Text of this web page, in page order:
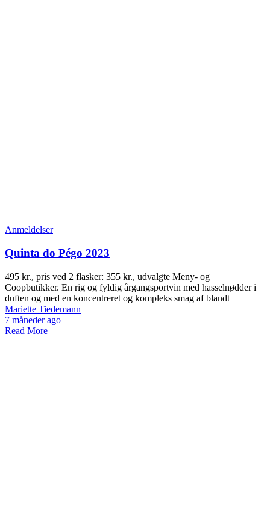
Anmeldelser
Quinta do Pégo 2023
495 kr., pris ved 2 flasker: 355 kr., udvalgte Meny- og
Coopbutikker. En rig og fyldig årgangsportvin med hasselnødder i
duften og med en koncentreret og kompleks smag af blandt
Mariette Tiedemann
7 måneder ago
Read More